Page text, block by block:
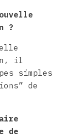
?
il
simples
de
de